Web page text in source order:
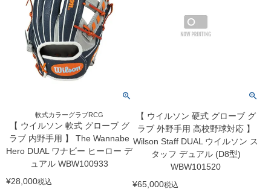
軟式カラーグラブRCG
【 ウイルソン 軟式 グローブ グ
ラブ 内野手用 】 The Wannabe
Hero DUAL ワナビー ヒーロー デ
ュアル WBW100933
¥28,000税込
【 ウイルソン 硬式 グローブ グ
ラブ 外野手用 高校野球対応 】
Wilson Staff DUAL ウイルソン ス
タッフ デュアル (D8型)
WBW101520
¥65,000税込